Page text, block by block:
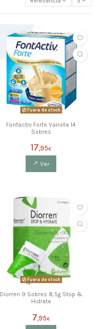
Fuera de stock
Fontactiv Forte Vainilla 14
Sobres
17,95€
Ver
Fuera de stock
Diorren 9 Sobres 8,5g Stop &
Hidrate
7,95€